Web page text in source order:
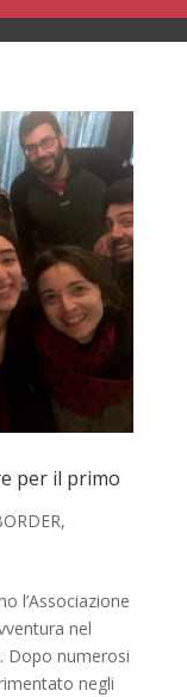
per il primo
,
l’Associazione
nel
Dopo numerosi
negli